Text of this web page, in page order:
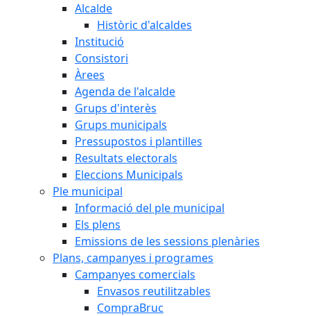
Alcalde
Històric d'alcaldes
Institució
Consistori
Àrees
Agenda de l'alcalde
Grups d'interès
Grups municipals
Pressupostos i plantilles
Resultats electorals
Eleccions Municipals
Ple municipal
Informació del ple municipal
Els plens
Emissions de les sessions plenàries
Plans, campanyes i programes
Campanyes comercials
Envasos reutilitzables
CompraBruc